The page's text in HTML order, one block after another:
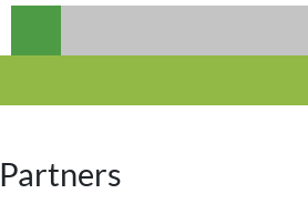
Partners